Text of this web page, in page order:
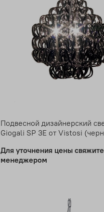
Подвесной дизайнерский
Giogali SP 3E от Vistosi
Для уточнения цены
менеджером